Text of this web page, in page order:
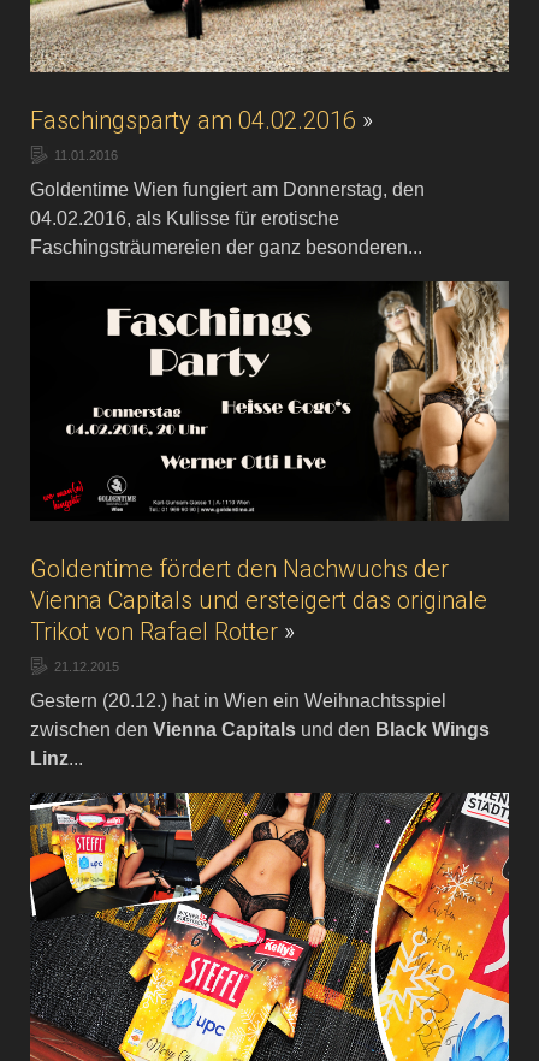
Faschingsparty am 04.02.2016 »
11.01.2016
Goldentime Wien fungiert am Donnerstag, den
04.02.2016, als Kulisse für erotische
Faschingsträumereien der ganz besonderen...
Goldentime fördert den Nachwuchs der
Vienna Capitals und ersteigert das originale
Trikot von Rafael Rotter »
21.12.2015
Gestern (20.12.) hat in Wien ein Weihnachtsspiel
zwischen den Vienna Capitals und den Black Wings
Linz...